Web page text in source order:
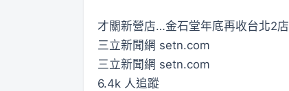
才關新營店…金石堂年底再收台北2店
三立新聞網 setn.com
三立新聞網 setn.com
6.4k 人追蹤